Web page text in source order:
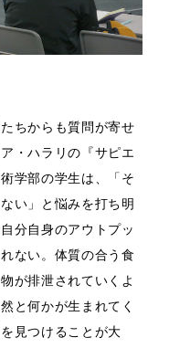
ちからも質問が寄せ
・ハラリの『サピエ
学部の学生は、「そ
い」と悩みを打ち明
分自身のアウトプッ
ない。体質の合う食
が排泄されていくよ
と何かが生まれてく
見つけることが大